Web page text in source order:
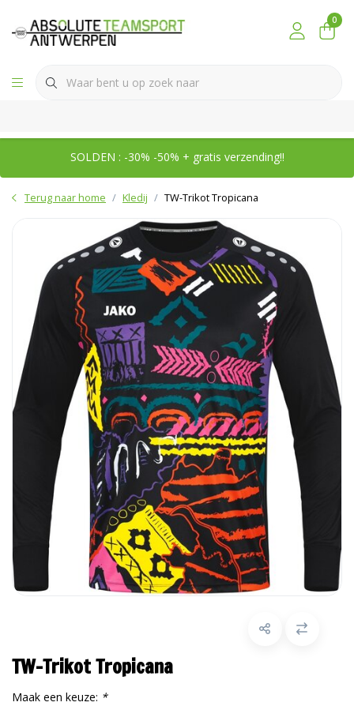
0
SOLDEN : -30% -50% + gratis verzending!!
Terug naar home Kledij TW-Trikot Tropicana
TW-Trikot Tropicana
Maak een keuze: *